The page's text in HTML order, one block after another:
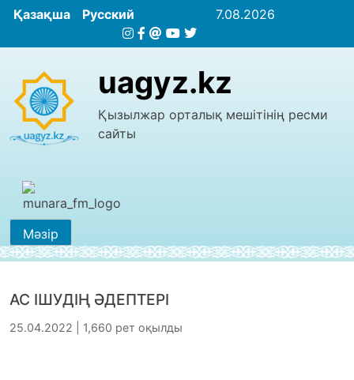
Қазақша Русский 7.08.2026
uagyz.kz
Қызылжар орталық мешітінің ресми
сайты
Мәзір
АС ІШУДІҢ ӘДЕПТЕРІ
25.04.2022 | 1,660 рет оқылды